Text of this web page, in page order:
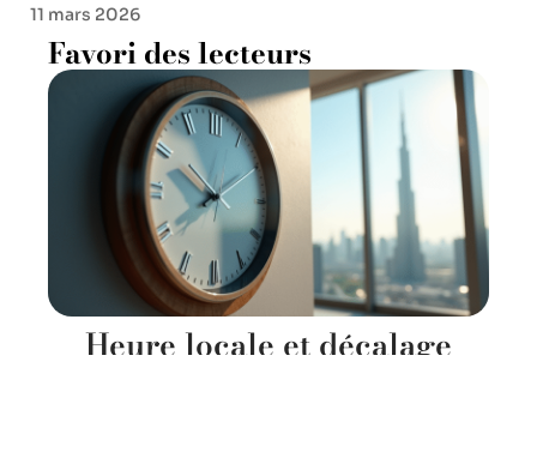
11 mars 2026
Favori des lecteurs
Heure locale et décalage